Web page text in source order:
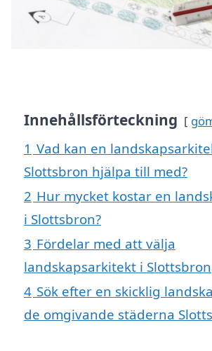
Innehållsförteckning
1 Vad kan en
Slottsbron hjälpa till med?
2 Hur mycket kostar en
i Slottsbron?
3 Fördelar med att välja
landskapsarkitekt i Slottsbron
4 Sök efter en skicklig
de omgivande städerna